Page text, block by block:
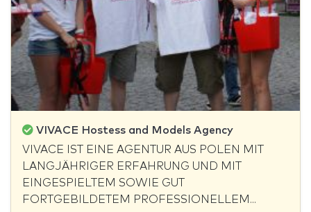
VIVACE Hostess and Models Agency
VIVACE IST EINE AGENTUR AUS POLEN MIT
LANGJÄHRIGER ERFAHRUNG UND MIT
EINGESPIELTEM SOWIE GUT
FORTGEBILDETEM PROFESSIONELLEM...